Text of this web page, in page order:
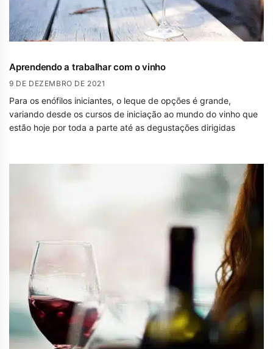
Aprendendo a trabalhar com o vinho
9 DE DEZEMBRO DE 2021
Para os enófilos iniciantes, o leque de opções é grande,
variando desde os cursos de iniciação ao mundo do vinho que
estão hoje por toda a parte até as degustações dirigidas